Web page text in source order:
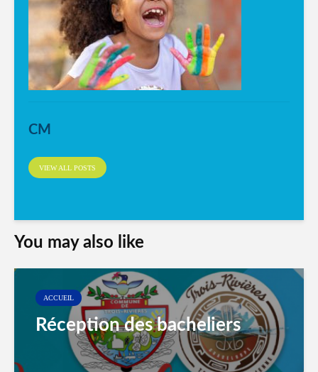
CM
VIEW ALL POSTS
You may also like
ACCUEIL
Réception des bacheliers